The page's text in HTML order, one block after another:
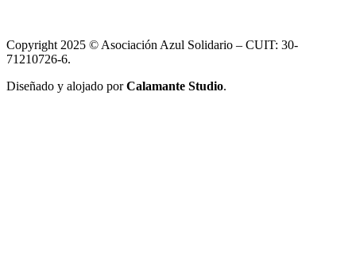
Copyright 2025 © Asociación Azul Solidario – CUIT: 30-
71210726-6.
Diseñado y alojado porCalamante Studio.